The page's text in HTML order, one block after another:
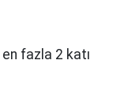
en fazla 2 katı